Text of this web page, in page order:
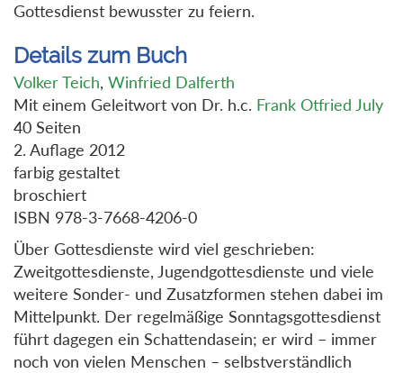
Gottesdienst bewusster zu feiern.
Details zum Buch
Volker Teich, Winfried Dalferth
Mit einem Geleitwort von Dr. h.c. Frank Otfried July
40 Seiten
2. Auflage 2012
farbig gestaltet
broschiert
ISBN 978-3-7668-4206-0
Über Gottesdienste wird viel geschrieben:
Zweitgottesdienste, Jugendgottesdienste und viele
weitere Sonder- und Zusatzformen stehen dabei im
Mittelpunkt. Der regelmäßige Sonntagsgottesdienst
führt dagegen ein Schattendasein; er wird – immer
noch von vielen Menschen – selbstverständlich